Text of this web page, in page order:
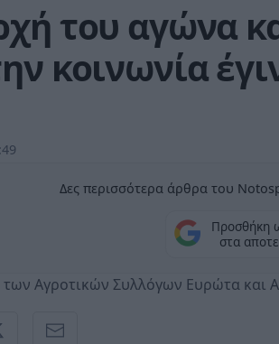
του αγώνα
κοινωνία
Δες περισσότερα άρθρα του
Προσθήκη
στα
Αγροτικών Συλλόγων Ευρώτα και